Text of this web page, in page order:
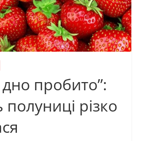
пробито”:
полуниці різко